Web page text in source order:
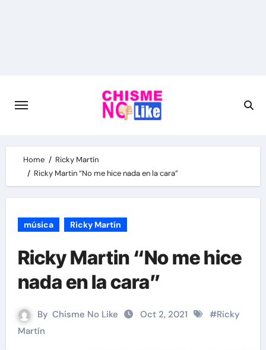
Home
Ricky Martín
Ricky Martin “No me hice nada en la cara”
música Ricky Martín
Ricky Martin “No me hice
nada en la cara”
By Chisme No Like Oct 2, 2021 #Ricky
Martín